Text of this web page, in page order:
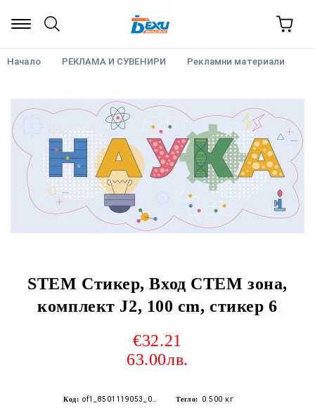
Начало РЕКЛАМА И СУВЕНИРИ Рекламни материали
STEM Стикер, Вход СТЕМ зона,
комплект J2, 100 cm, стикер 6
€32.21
63.00лв.
Код: Тегло: 0.500 кг